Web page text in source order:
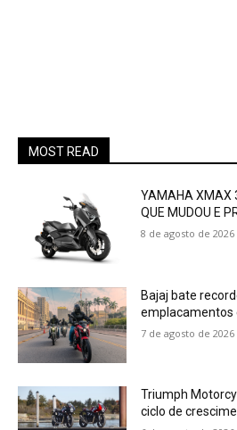
MOST READ
YAMAHA XMAX
QUE MUDOU E
8 de agosto de 2026
Bajaj bate
emplacamentos
7 de agosto de 2026
Triumph
ciclo de